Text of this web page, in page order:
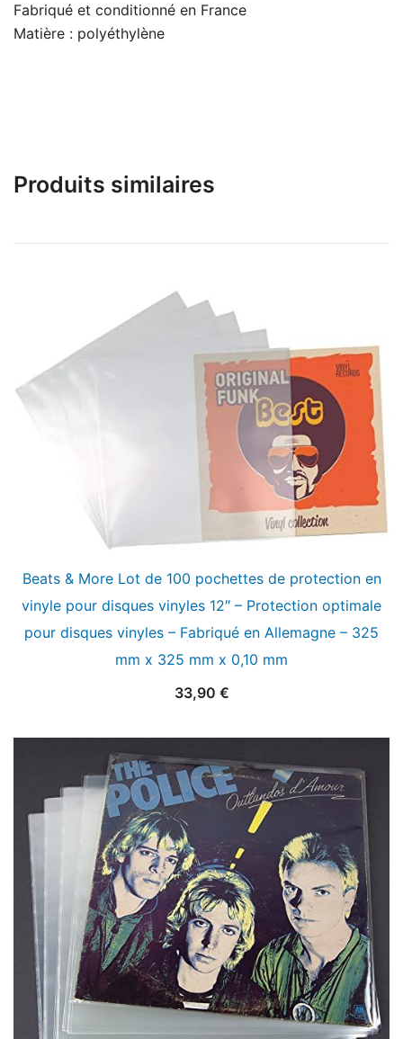
Fabriqué et conditionné en France
Matière : polyéthylène
Produits similaires
Beats & More Lot de 100 pochettes de protection en
vinyle pour disques vinyles 12″ – Protection optimale
pour disques vinyles – Fabriqué en Allemagne – 325
mm x 325 mm x 0,10 mm
33,90 €